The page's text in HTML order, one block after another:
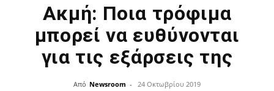
Ακμή: Ποια τρόφιμα
μπορεί να ευθύνονται
για τις εξάρσεις της
Από Newsroom - 24 Οκτωβρίου 2019